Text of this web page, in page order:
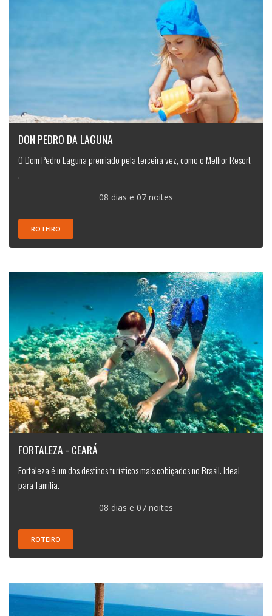
DON PEDRO DA LAGUNA
O Dom Pedro Laguna premiado pela terceira vez, como o Melhor Resort
.
08 dias e 07 noites
ROTEIRO
FORTALEZA - CEARÁ
Fortaleza é um dos destinos turísticos mais cobiçados no Brasil. Ideal
para família.
08 dias e 07 noites
ROTEIRO